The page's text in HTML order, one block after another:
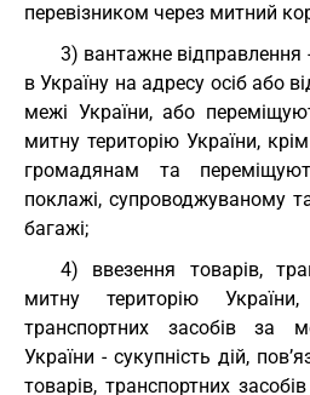
перевізником через митний
3) вантажне
в Україну на адресу осіб або
межі України, або
митну територію України,
громадянам та
поклажі, супроводжуваному
багажі;
4) ввезення товарів,
митну територію
транспортних засобів за
України - сукупність дій,
товарів, транспортних